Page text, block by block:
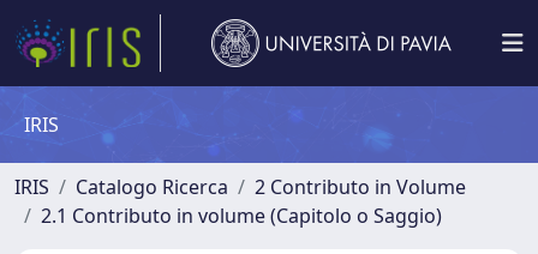
IRIS
IRIS Catalogo Ricerca
2 Contributo in Volume
2.1 Contributo in volume (Capitolo o Saggio)